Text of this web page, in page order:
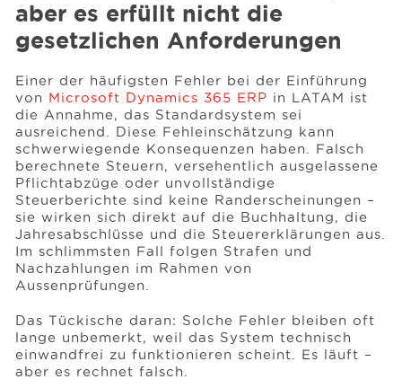
aber es erfüllt nicht die
gesetzlichen Anforderungen
Einer der häufigsten Fehler bei der Einführung
von Microsoft Dynamics 365 ERP in LATAM ist
die Annahme, das Standardsystem sei
ausreichend. Diese Fehleinschätzung kann
schwerwiegende Konsequenzen haben. Falsch
berechnete Steuern, versehentlich ausgelassene
Pflichtabzüge oder unvollständige
Steuerberichte sind keine Randerscheinungen –
sie wirken sich direkt auf die Buchhaltung, die
Jahresabschlüsse und die Steuererklärungen aus.
Im schlimmsten Fall folgen Strafen und
Nachzahlungen im Rahmen von
Aussenprüfungen.
Das Tückische daran: Solche Fehler bleiben oft
lange unbemerkt, weil das System technisch
einwandfrei zu funktionieren scheint. Es läuft –
aber es rechnet falsch.